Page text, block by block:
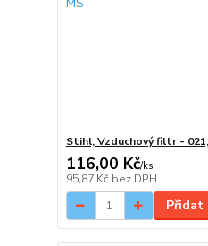
Stihl, Vzduchový filtr -
116,00 Kč/ks
95,87 Kč bez DPH
Přidat